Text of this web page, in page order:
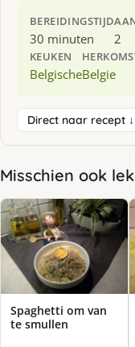
BEREIDINGSTIJD
30 minuten 2
KEUKEN
BelgischeBelgie
Direct naar recept ↓
Misschien ook
Spaghetti om van
te smullen